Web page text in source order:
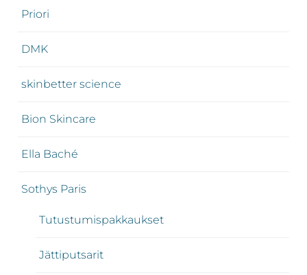
Priori
DMK
skinbetter science
Bion Skincare
Ella Baché
Sothys Paris
Tutustumispakkaukset
Jättiputsarit